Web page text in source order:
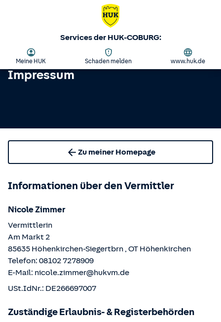
Services der HUK-COBURG:
Meine HUK Schaden melden www.huk.de
Impressum
Zu meiner Homepage
Informationen über den Vermittler
Nicole Zimmer
Vermittlerin
Am Markt 2
85635 Höhenkirchen-Siegertbrn , OT Höhenkirchen
Telefon: 08102 7278909
E-Mail: nicole.zimmer@hukvm.de
USt.IdNr.: DE266697007
Zuständige Erlaubnis- & Registerbehörden